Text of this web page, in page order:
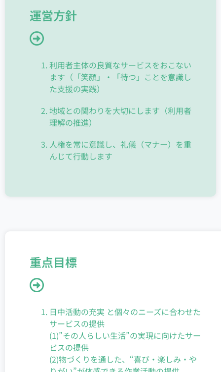
運営方針
利用者主体の良質なサービスをおこない
ます（「笑顔」・「待つ」ことを意識し
た支援の実践）
地域との関わりを大切にします（利用者
理解の推進）
人権を常に意識し、礼儀（マナー）を重
んじて行動します
重点目標
日中活動の充実 と個々のニーズに合わせた
サービスの提供
(1)”その人らしい生活”の実現に向けたサー
ビスの提供
(2)物づくりを通した、“喜び・楽しみ・や